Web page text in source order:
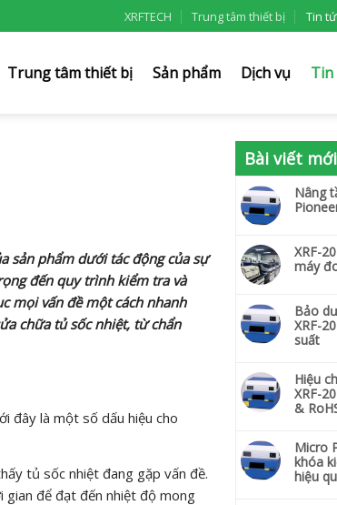
XRFTECH Trung tâm thiết bị Tin
Trung tâm thiết bị Sản phẩm Dịch vụ
sản phẩm dưới tác động của sự
đến quy trình kiểm tra và
mọi vấn đề một cách nhanh
chữa tủ sốc nhiệt, từ chẩn
đây là một số dấu hiệu cho
tủ sốc nhiệt đang gặp vấn đề.
để đạt đến nhiệt độ mong
Bài viết mới
Nâng
XRF-
máy
Bảo
XRF-
suất
Hiệu
XRF-
&
Micro
khóa
hiệu